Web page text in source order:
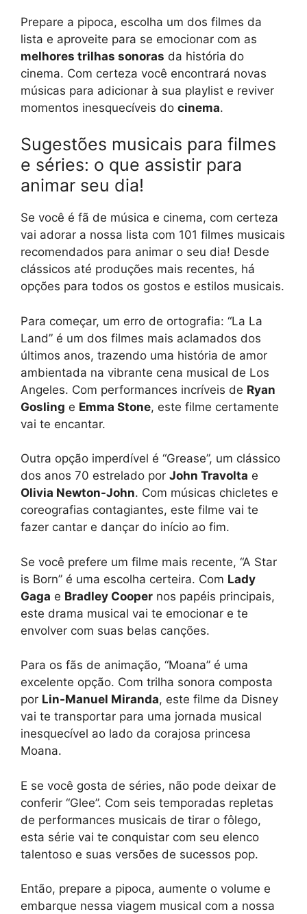
Prepare a pipoca, escolha um dos filmes da
lista e aproveite para se emocionar com as
melhores trilhas sonoras da história do
cinema. Com certeza você encontrará novas
músicas para adicionar à sua playlist e reviver
momentos inesquecíveis do cinema.
Sugestões musicais para filmes
e séries: o que assistir para
animar seu dia!
Se você é fã de música e cinema, com certeza
vai adorar a nossa lista com 101 filmes musicais
recomendados para animar o seu dia! Desde
clássicos até produções mais recentes, há
opções para todos os gostos e estilos musicais.
Para começar, um erro de ortografia: “La La
Land” é um dos filmes mais aclamados dos
últimos anos, trazendo uma história de amor
ambientada na vibrante cena musical de Los
Angeles. Com performances incríveis de Ryan
Gosling e Emma Stone, este filme certamente
vai te encantar.
Outra opção imperdível é “Grease”, um clássico
dos anos 70 estrelado por John Travolta e
Olivia Newton-John. Com músicas chicletes e
coreografias contagiantes, este filme vai te
fazer cantar e dançar do início ao fim.
Se você prefere um filme mais recente, “A Star
is Born” é uma escolha certeira. Com Lady
Gaga e Bradley Cooper nos papéis principais,
este drama musical vai te emocionar e te
envolver com suas belas canções.
Para os fãs de animação, “Moana” é uma
excelente opção. Com trilha sonora composta
por Lin-Manuel Miranda, este filme da Disney
vai te transportar para uma jornada musical
inesquecível ao lado da corajosa princesa
Moana.
E se você gosta de séries, não pode deixar de
conferir “Glee”. Com seis temporadas repletas
de performances musicais de tirar o fôlego,
esta série vai te conquistar com seu elenco
talentoso e suas versões de sucessos pop.
Então, prepare a pipoca, aumente o volume e
embarque nessa viagem musical com a nossa